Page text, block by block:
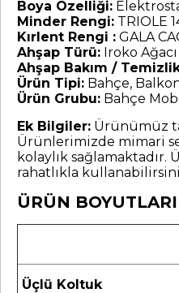
Boya Özelliği:
Minder Rengi: TRIOLE
Kırlent Rengi : GALA
Ahşap Türü: Iroko Ağacı
Ahşap Bakım /
Ürün Tipi: Bahçe,
Ürün Grubu: Bahçe
Ek Bilgiler: Ürünümüz
Ürünlerimizde mimari
kolaylık
rahatlıkla
ÜRÜN BOYUTLARI
Üçlü Koltuk